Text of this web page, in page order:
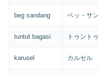
beg sandang ベッ・サ
tuntut bagasi トゥント
karusel カルセル